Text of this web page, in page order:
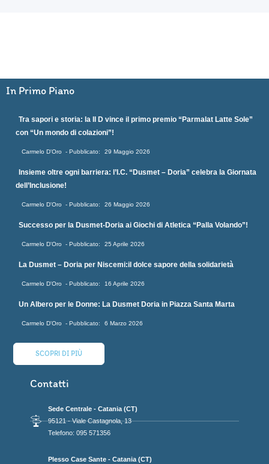
In Primo Piano
Tra sapori e storia: la II D vince il primo premio “Parmalat Latte Sole”
con “Un mondo di colazioni”!
Carmelo D'Oro 29 Maggio 2026
Insieme oltre ogni barriera: l’I.C. “Dusmet – Doria” celebra la Giornata
dell’Inclusione!
Carmelo D'Oro 26 Maggio 2026
Successo per la Dusmet-Doria ai Giochi di Atletica “Palla Volando”!
Carmelo D'Oro 25 Aprile 2026
La Dusmet – Doria per Niscemi:il dolce sapore della solidarietà
Carmelo D'Oro 16 Aprile 2026
Un Albero per le Donne: La Dusmet Doria in Piazza Santa Marta
Carmelo D'Oro 6 Marzo 2026
SCOPRI DI PIÙ
Contatti
Sede Centrale - Catania (CT)
95121 - Viale Castagnola, 13
Telefono: 095 571356
Plesso Case Sante - Catania (CT)